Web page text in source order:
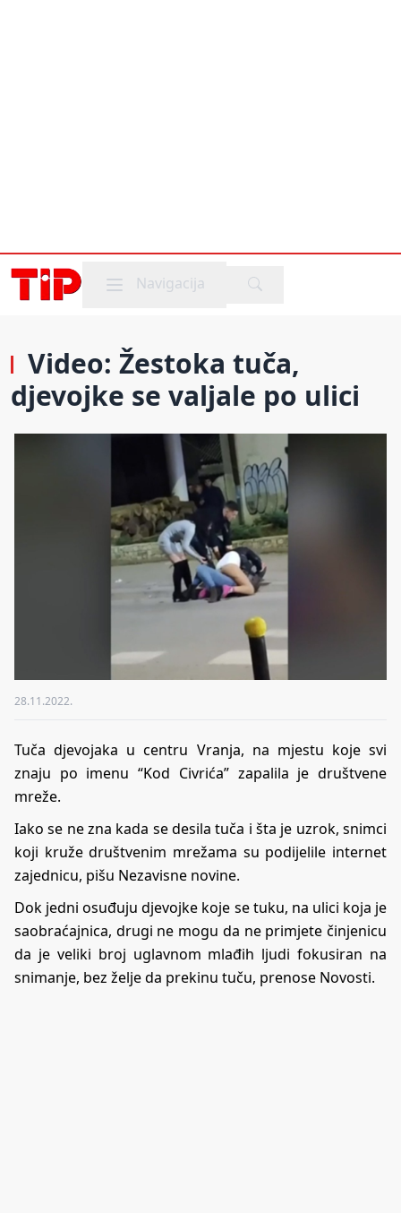
Mobile menu
Navigacija
Video: Žestoka tuča,
djevojke se valjale po ulici
28.11.2022.
Tuča djevojaka u centru Vranja, na mjestu koje svi
znaju po imenu “Kod Civrića” zapalila je društvene
mreže.
Iako se ne zna kada se desila tuča i šta je uzrok, snimci
koji kruže društvenim mrežama su podijelile internet
zajednicu, pišu Nezavisne novine.
Dok jedni osuđuju djevojke koje se tuku, na ulici koja je
saobraćajnica, drugi ne mogu da ne primjete činjenicu
da je veliki broj uglavnom mlađih ljudi fokusiran na
snimanje, bez želje da prekinu tuču, prenose Novosti.